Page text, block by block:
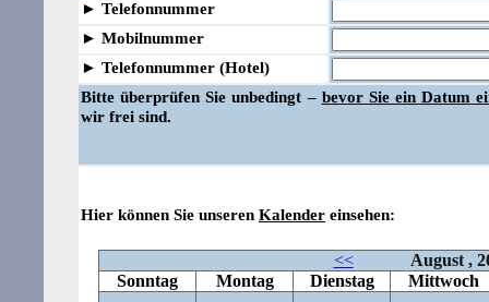
► Telefonnummer
► Mobilnummer
► Telefonnummer (Hotel)
Bitte überprüfen Sie unbedingt – bevor Sie ein Datum
wir frei sind.
Hier können Sie unseren Kalender einsehen: